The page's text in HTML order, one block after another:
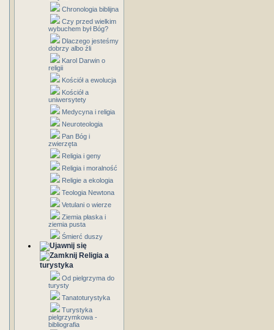
Chronologia biblijna
Czy przed wielkim
wybuchem był Bóg?
Dlaczego jesteśmy
dobrzy albo źli
Karol Darwin o
religii
Kościół a ewolucja
Kościół a
uniwersytety
Medycyna i religia
Neuroteologia
Pan Bóg i
zwierzęta
Religia i geny
Religia i moralność
Religie a ekologia
Teologia Newtona
Vetulani o wierze
Ziemia płaska i
ziemia pusta
Śmierć duszy
Religia a
turystyka
Od pielgrzyma do
turysty
Tanatoturystyka
Turystyka
pielgrzymkowa -
bibliografia